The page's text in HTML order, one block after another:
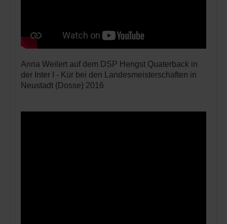
Anna Weilert auf dem DSP Hengst Quaterback in
der Inter I - Kür bei den Landesmeisterschaften in
Neustadt (Dosse) 2016